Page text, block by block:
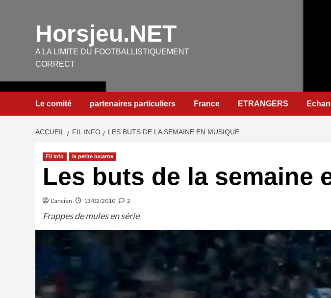
Horsjeu.NET
A LA LIMITE DU FOOTBALLISTIQUEMENT
CORRECT
Le comité partenaires particuliers France ETRANGERS
ACCUEIL FIL INFO LES BUTS DE LA SEMAINE EN MUSIQUE
Fil Info la petite lucarne
Les buts de la semaine
L'ancien 13/02/2010 2
Frappes de mules en série